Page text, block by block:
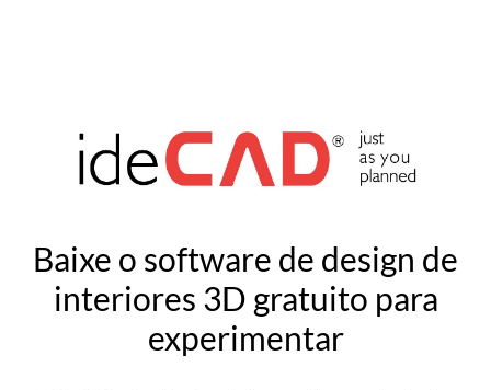
Baixe o software de design de
interiores 3D gratuito para
experimentar